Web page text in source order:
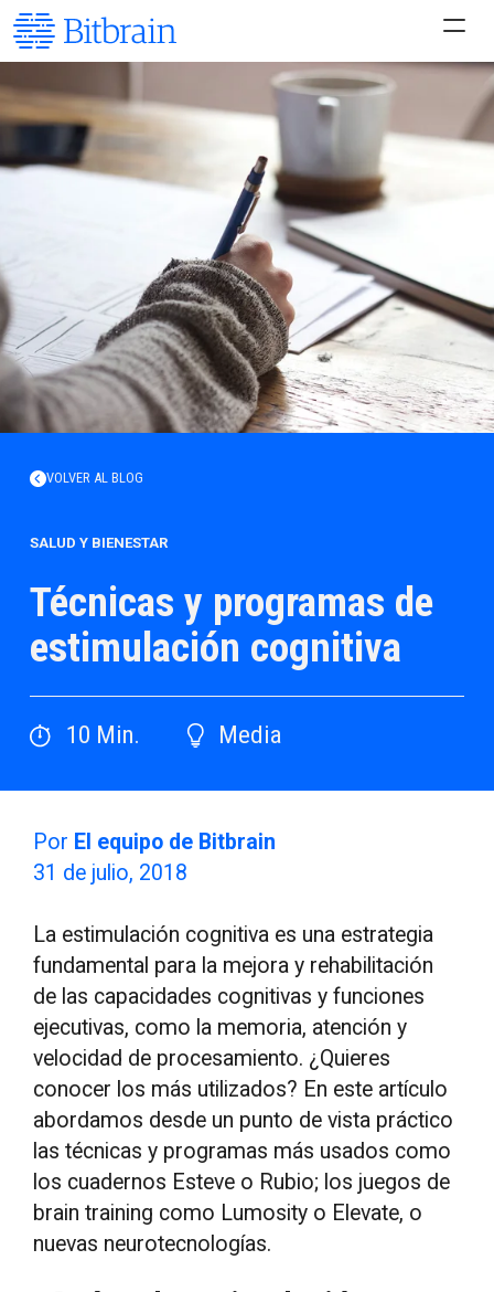
VOLVER AL BLOG
SALUD Y BIENESTAR
Técnicas y programas de
estimulación cognitiva
10 Min. Media
Por El equipo de Bitbrain
31 de julio, 2018
La estimulación cognitiva es una estrategia
fundamental para la mejora y rehabilitación
de las capacidades cognitivas y funciones
ejecutivas, como la memoria, atención y
velocidad de procesamiento. ¿Quieres
conocer los más utilizados? En este artículo
abordamos desde un punto de vista práctico
las técnicas y programas más usados como
los cuadernos Esteve o Rubio; los juegos de
brain training como Lumosity o Elevate, o
nuevas neurotecnologías.